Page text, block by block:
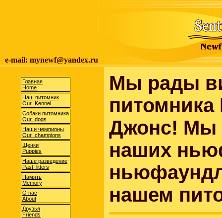
e-mail: mynewf@yandex.ru
Главная
Home
Наш питомник
Our Kennel
Собаки питомника
Our dogs
Наши чемпионы
Our champions
Щенки
Puppies
Наше разведение
Past litters
Память
Memory
О нас
About
Друзья
Friends
Мы рады
Джонс! Мы
наших
нашем